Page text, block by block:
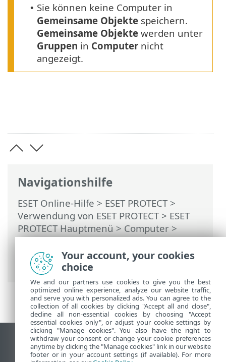
Navigationshilfe
ESET Online-Hilfe > ESET PROTECT>
Verwendung von ESET PROTECT> ESET
PROTECT Hauptmenü>Computer>
Gruppen> Baumstruktur der statischen
Gruppen für ESET Business Account/ESET
PROTECT Hub/ESET MSP Administrator
• Sie können keine Computer in
Gemeinsame Objekte speichern.
Gemeinsame Objekte werden unter
Gruppen in Computer nicht
angezeigt.
Desktop-Site anzeigen
End of Life
Your account, your cookies
choice
We and our partners use cookies to give you the best
optimized online experience, analyze our website traffic,
and serve you with personalized ads. You can agree to the
collection of all cookies by clicking "Accept all and close",
decline all non-essential cookies by choosing "Accept
essential cookies only", or adjust your cookie settings by
clicking "Manage cookies". You also have the right to
withdraw your consent or change your cookie preferences
anytime by clicking the "Manage cookies" link in our website
footer or in your account settings (if available). For more